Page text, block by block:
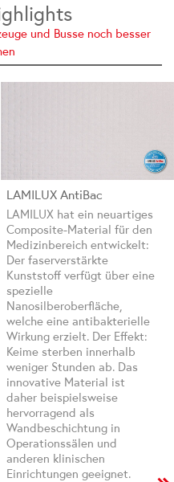
und Busse noch besser
LAMILUX AntiBac
LAMILUX hat ein neuartiges
Composite-Material für den
Medizinbereich entwickelt:
Der faserverstärkte
Kunststoff verfügt über eine
spezielle
Nanosilberoberfläche,
welche eine antibakterielle
Wirkung erzielt. Der Effekt:
Keime sterben innerhalb
weniger Stunden ab. Das
innovative Material ist
daher beispielsweise
hervorragend als
Wandbeschichtung in
Operationssälen und
anderen klinischen
Einrichtungen geeignet.